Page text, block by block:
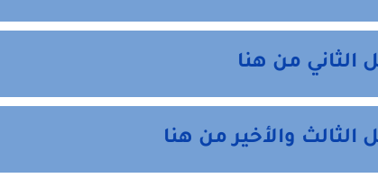
الثاني من هنا
الثالث والأخير من هنا